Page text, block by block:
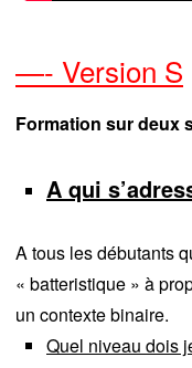
—- Version S
Formation sur deux
A qui
A tous les débutants
« batteristique » à
un contexte binaire.
Quel niveau dois